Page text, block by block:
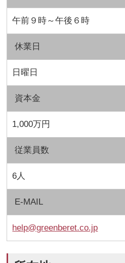
午前９時～午後６時
休業日
日曜日
資本金
1,000万円
従業員数
6人
E-MAIL
help@greenberet.co.jp